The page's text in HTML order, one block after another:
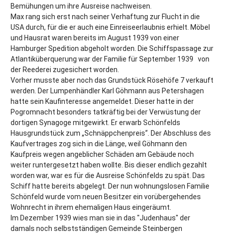
Bemühungen um ihre Ausreise nachweisen.
Max rang sich erst nach seiner Verhaftung zur Flucht in die
USA durch, für die er auch eine Einreiseerlaubnis erhielt. Möbel
und Hausrat waren bereits im August 1939 von einer
Hamburger Spedition abgeholt worden. Die Schiffspassage zur
Atlantiküberquerung war der Familie für September 1939 von
der Reederei zugesichert worden.
Vorher musste aber noch das Grundstück Rösehöfe 7 verkauft
werden. Der Lumpenhändler Karl Göhmann aus Petershagen
hatte sein Kaufinteresse angemeldet. Dieser hatte in der
Pogromnacht besonders tatkräftig bei der Verwüstung der
dortigen Synagoge mitgewirkt. Er erwarb Schönfelds
Hausgrundstück zum „Schnäppchenpreis“. Der Abschluss des
Kaufvertrages zog sich in die Länge, weil Göhmann den
Kaufpreis wegen angeblicher Schäden am Gebäude noch
weiter runtergesetzt haben wollte. Bis dieser endlich gezahlt
worden war, war es für die Ausreise Schönfelds zu spät. Das
Schiff hatte bereits abgelegt. Der nun wohnungslosen Familie
Schönfeld wurde vom neuen Besitzer ein vorübergehendes
Wohnrecht in ihrem ehemaligen Haus eingeräumt.
Im Dezember 1939 wies man sie in das "Judenhaus" der
damals noch selbstständigen Gemeinde Steinbergen